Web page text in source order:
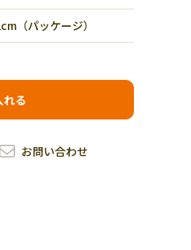
（パッケージ）
れる
お問い合わせ